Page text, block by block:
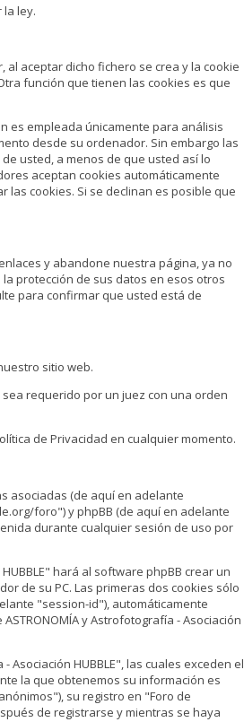
ley.
aceptar dicho fichero se crea y la cookie
función que tienen las cookies es que
es empleada únicamente para análisis
desde su ordenador. Sin embargo las
usted, a menos de que usted así lo
aceptan cookies automáticamente
cookies. Si se declinan es posible que
y abandone nuestra página, ya no
protección de sus datos en esos otros
para confirmar que usted está de
sitio web.
requerido por un juez con una orden
de Privacidad en cualquier momento.
asociadas (de aquí en adelante
foro") y phpBB (de aquí en adelante
durante cualquier sesión de uso por
hará al software phpBB crear un
de su PC. Las primeras dos cookies sólo
"session-id"), automáticamente
y Astrofotografía - Asociación
HUBBLE", las cuales exceden el
la que obtenemos su información es
su registro en "Foro de
de registrarse y mientras se haya